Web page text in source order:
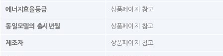
에너지효율등급 상품페이지 참고
동일모델의 출시년월 상품페이지 참고
제조자 상품페이지 참고